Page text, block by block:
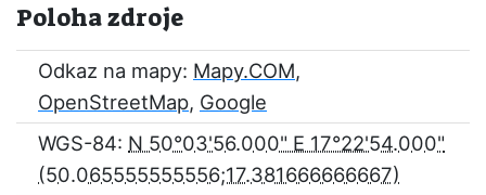
Poloha zdroje
Odkaz na mapy: Mapy.COM,
OpenStreetMap, Google
WGS-84: N 50°03'56.000" E 17°22'54.000"